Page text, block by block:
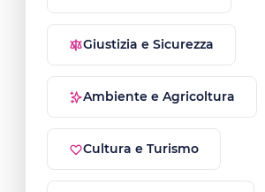
Giustizia e Sicurezza
Ambiente e Agricoltura
Cultura e Turismo